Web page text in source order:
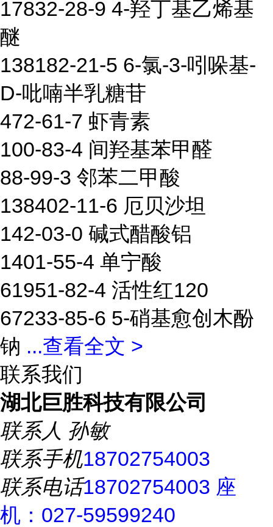
17832-28-9 4-羟丁基乙烯基
醚
138182-21-5 6-氯-3-吲哚基-
D-吡喃半乳糖苷
472-61-7 虾青素
100-83-4 间羟基苯甲醛
88-99-3 邻苯二甲酸
138402-11-6 厄贝沙坦
142-03-0 碱式醋酸铝
1401-55-4 单宁酸
61951-82-4 活性红120
67233-85-6 5-硝基愈创木酚
钠 ...查看全文 >
联系我们
湖北巨胜科技有限公司
联系人 孙敏
联系手机18702754003
联系电话18702754003 座
机：027-59599240